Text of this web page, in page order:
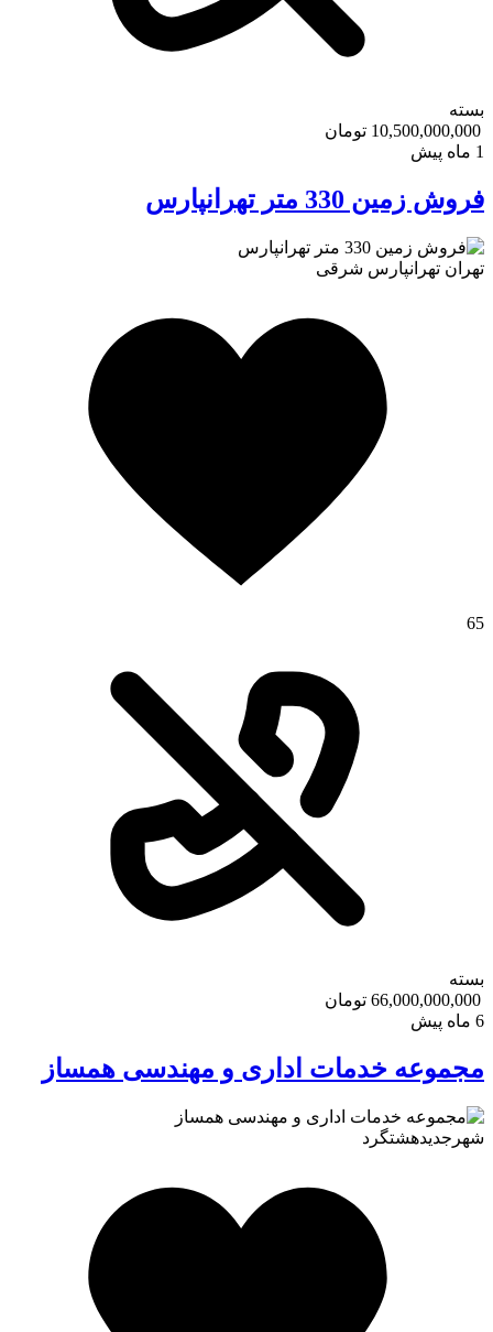
بسته
10,500,000,000 تومان
فروش زمین 330 متر تهرانپارس
تهرانتهرانپارس شرقی
65
بسته
66,000,000,000 تومان
مجموعه خدمات اداری و مهندسی همساز
شهرجدیدهشتگرد